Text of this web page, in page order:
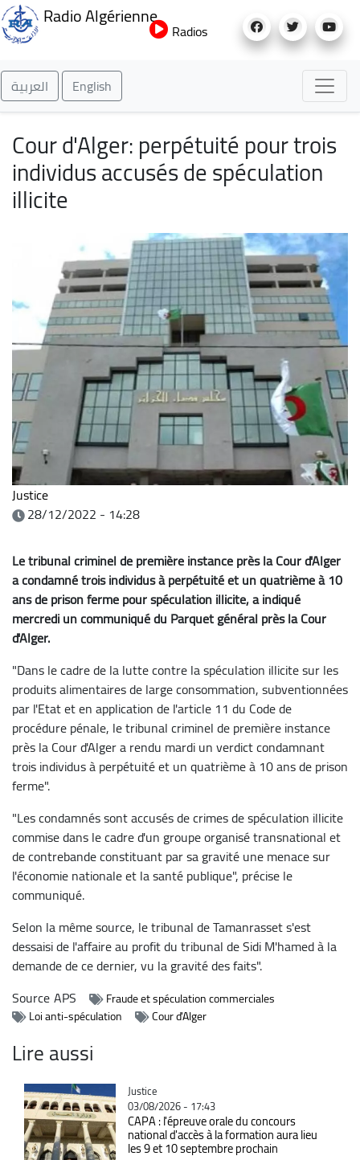
au
Radio Algérienne
Radios
العربية English
Cour d'Alger: perpétuité pour trois
individus accusés de spéculation
illicite
Justice
28/12/2022 - 14:28
Le tribunal criminel de première instance près la Cour d'Alger
a condamné trois individus à perpétuité et un quatrième à 10
ans de prison ferme pour spéculation illicite, a indiqué
mercredi un communiqué du Parquet général près la Cour
d'Alger.
"Dans le cadre de la lutte contre la spéculation illicite sur les
produits alimentaires de large consommation, subventionnées
par l'Etat et en application de l'article 11 du Code de
procédure pénale, le tribunal criminel de première instance
près la Cour d'Alger a rendu mardi un verdict condamnant
trois individus à perpétuité et un quatrième à 10 ans de prison
ferme".
"Les condamnés sont accusés de crimes de spéculation illicite
commise dans le cadre d'un groupe organisé transnational et
de contrebande constituant par sa gravité une menace sur
l'économie nationale et la santé publique", précise le
communiqué.
Selon la même source, le tribunal de Tamanrasset s'est
dessaisi de l'affaire au profit du tribunal de Sidi M'hamed à la
demande de ce dernier, vu la gravité des faits".
SourceAPS
Fraude et spéculation commerciales
Loi anti-spéculation
Cour d'Alger
Lire aussi
Catégorie
Justice
03/08/2026 - 17:43
CAPA : l'épreuve orale du concours
national d'accès à la formation aura lieu
les 9 et 10 septembre prochain